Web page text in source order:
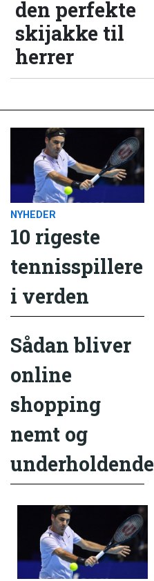
den perfekte
skijakke til
herrer
NYHEDER
10 rigeste
tennisspillere
i verden
Sådan bliver
online
shopping
nemt og
underholdende